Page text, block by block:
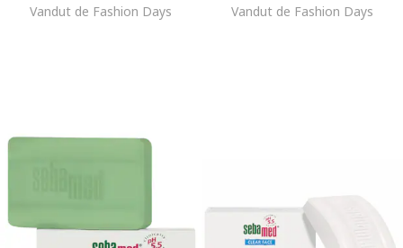
Vandut de Fashion Days Vandut de Fashion Days